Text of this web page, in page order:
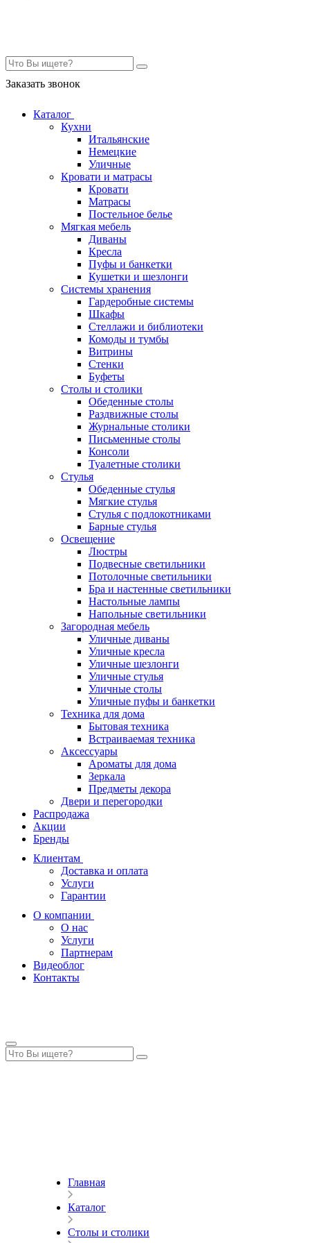
Заказать звонок
Каталог
Кухни
Итальянские
Немецкие
Уличные
Кровати и матрасы
Кровати
Матрасы
Постельное белье
Мягкая мебель
Диваны
Кресла
Пуфы и банкетки
Кушетки и шезлонги
Системы хранения
Гардеробные системы
Шкафы
Стеллажи и библиотеки
Комоды и тумбы
Витрины
Стенки
Буфеты
Столы и столики
Обеденные столы
Раздвижные столы
Журнальные столики
Письменные столы
Консоли
Туалетные столики
Стулья
Обеденные стулья
Мягкие стулья
Стулья с подлокотниками
Барные стулья
Освещение
Люстры
Подвесные светильники
Потолочные светильники
Бра и настенные светильники
Настольные лампы
Напольные светильники
Загородная мебель
Уличные диваны
Уличные кресла
Уличные шезлонги
Уличные стулья
Уличные столы
Уличные пуфы и банкетки
Техника для дома
Бытовая техника
Встраиваемая техника
Аксессуары
Ароматы для дома
Зеркала
Предметы декора
Двери и перегородки
Распродажа
Акции
Бренды
Клиентам
Доставка и оплата
Услуги
Гарантии
О компании
О нас
Услуги
Партнерам
Видеоблог
Контакты
Главная
Каталог
Столы и столики